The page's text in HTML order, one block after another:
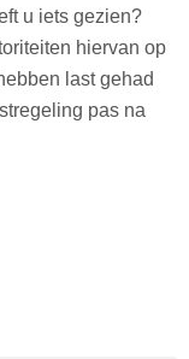
u iets gezien?
hiervan op
last gehad
pas na